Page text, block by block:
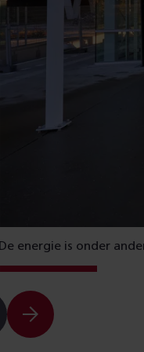
De energie is onder